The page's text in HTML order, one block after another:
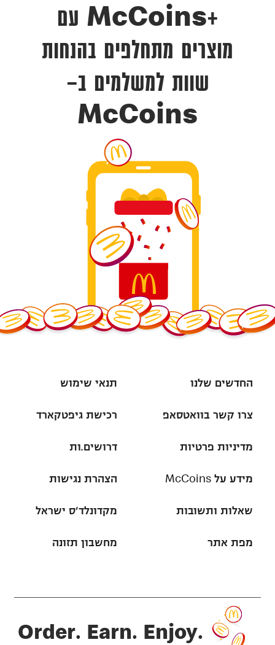
+McCoins עם
מוצרים מתחלפים בהנחות
שוות למשלמים ב-
McCoins
החדשים שלנו תנאי שימוש
צרו קשר בוואטסאפ רכישת גיפטקארד
מדיניות פרטיות דרושים.ות
מידע על McCoins הצהרת נגישות
שאלות ותשובות מקדונלד'ס ישראל
מפת אתר מחשבון תזונה
Order. Earn. Enjoy.